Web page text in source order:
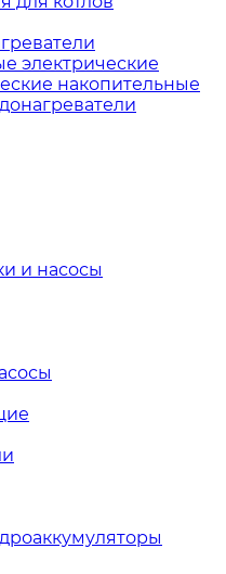
электрические
накопительные
и насосы